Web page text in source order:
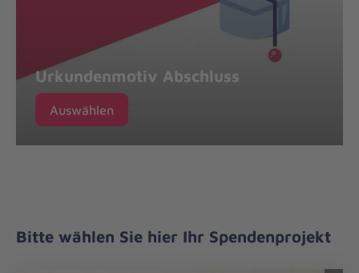
Urkundenmotiv Abschluss
Auswählen
Bitte wählen Sie hier Ihr Spendenprojekt